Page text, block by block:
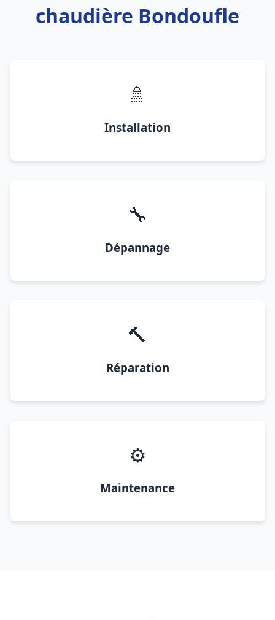
chaudière Bondoufle
🚿
Installation
🔧
Dépannage
🔨
Réparation
⚙️
Maintenance